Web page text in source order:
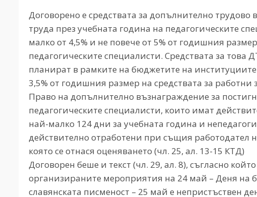
Договорено е средствата за допълнително трудово
труда през учебната година на педагогическите
малко от 4,5% и не повече от 5% от годишния
педагогическите специалисти. Средствата за това
планират в рамките на бюджетите на
3,5% от годишния размер на средствата за работни
Право на допълнително възнаграждение за
педагогическите специалисти, които имат
най-малко 124 дни за учебната година и
действително отработени при същия работодател
която се отнася оценяването (чл. 25, ал. 13-15 КТД)
Договорен беше и текст (чл. 29, ал. 8), съгласно
организираните мероприятия на 24 май – Деня на
славянската писменост – 25 май е непристъствен